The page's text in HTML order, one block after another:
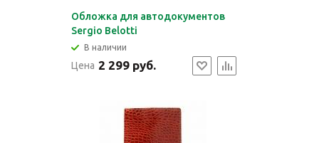
Обложка для автодокументов
Sergio Belotti
В наличии
Цена 2 299 руб.